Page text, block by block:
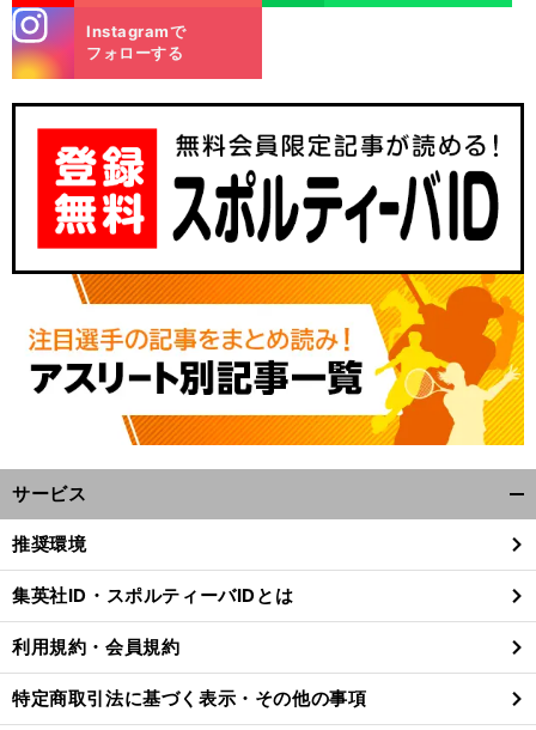
・
恥
？
へ
m
Instagramで
フォローする
サービス
閉
る
推奨環境
集英社ID・スポルティーバIDとは
利用規約・会員規約
特定商取引法に基づく表示・その他の事項